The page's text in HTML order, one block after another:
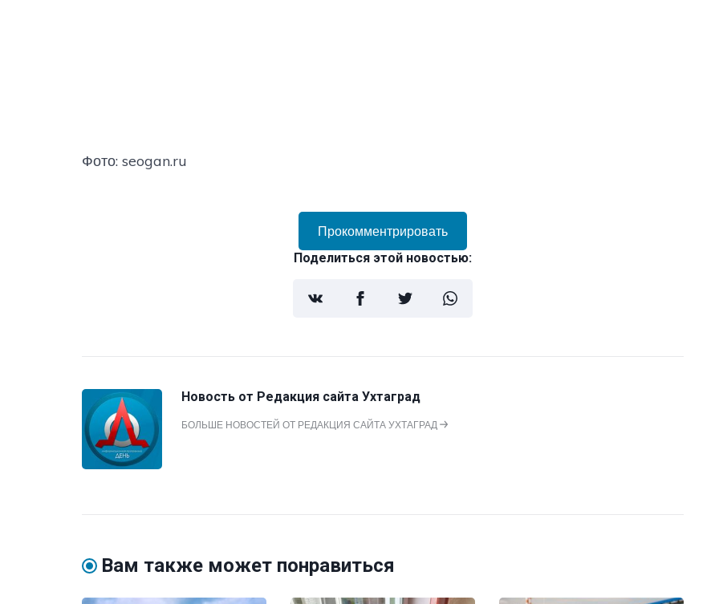
Фото: seogan.ru
Прокомментрировать
Поделиться этой новостью:
Новость от Редакция сайта Ухтаград
БОЛЬШЕ НОВОСТЕЙ ОТ РЕДАКЦИЯ САЙТА УХТАГРАД
Вам также может понравиться